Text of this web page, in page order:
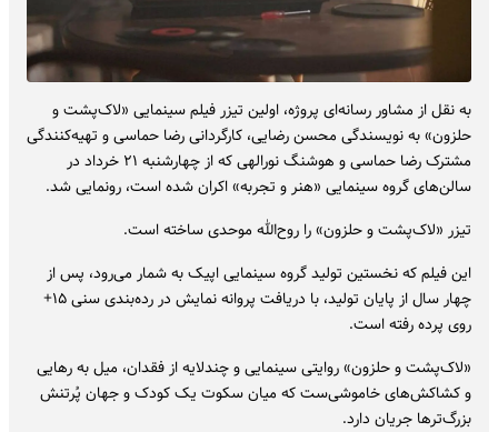
به نقل از مشاور رسانه‌ای پروژه، اولین تیزر فیلم سینمایی «لاک‌پشت و
حلزون» به نویسندگی محسن رضایی، کارگردانی رضا حماسی و تهیه‌کنندگی
مشترک رضا حماسی و هوشنگ نورالهی که از چهارشنبه ۲۱ خرداد در
سالن‌های گروه سینمایی «هنر و تجربه» اکران شده است، رونمایی شد.
تیزر «لاک‌پشت و حلزون» را روح‌الله موحدی ساخته است.
این فیلم که نخستین تولید گروه سینمایی اپیک به شمار می‌رود، پس از
چهار سال از پایان تولید، با دریافت پروانه نمایش در رده‌بندی سنی ۱۵+
روی پرده رفته است.
«لاک‌پشت و حلزون» روایتی سینمایی و چندلایه از فقدان، میل به رهایی
و کشاکش‌های خاموشی‌ست که میان سکوت یک کودک و جهان پُرتنش
بزرگ‌ترها جریان دارد.